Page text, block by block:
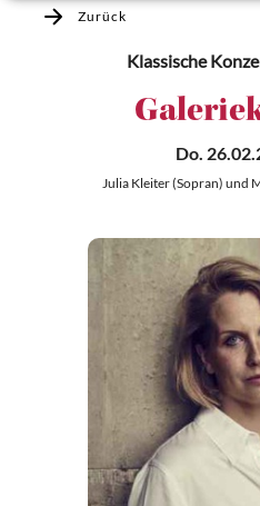
Zurück
Klassische
Do.
Julia Kleiter (Sopran) und